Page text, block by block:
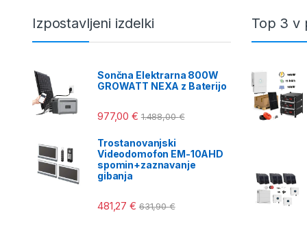
Izpostavljeni izdelki
Sončna Elektrarna 800W
GROWATT NEXA z Baterijo
977,00€ 1.488,00€
Trostanovanjski
Videodomofon EM-10AHD
spomin+zaznavanje
gibanja
481,27€ 631,90€
Top 3 v